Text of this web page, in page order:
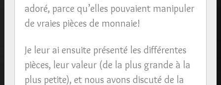
adoré, parce qu’elles pouvaient manipuler
de vraies pièces de monnaie!
Je leur ai ensuite présenté les différentes
pièces, leur valeur (de la plus grande à la
plus petite), et nous avons discuté de la